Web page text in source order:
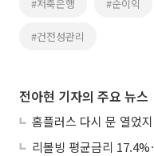
#저축은행 #순이익
#건전성관리
전아현 기자의 주요 뉴스
홈플러스 다시 문 열었